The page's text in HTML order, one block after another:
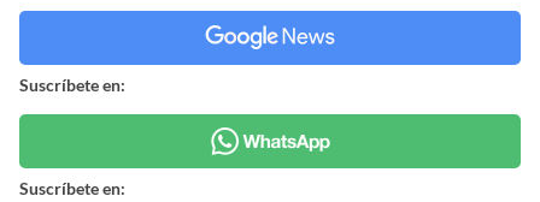
Suscríbete en:
Suscríbete en: